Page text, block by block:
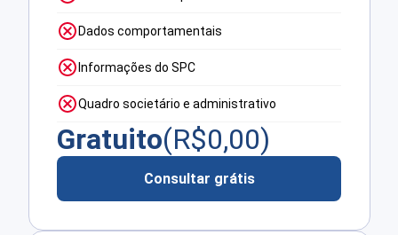
Dados comportamentais
Informações do SPC
Quadro societário e administrativo
Gratuito(R$0,00)
Consultar grátis